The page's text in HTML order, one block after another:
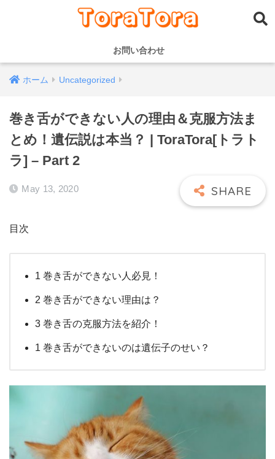
お問い合わせ
ホーム Uncategorized
巻き舌ができない人の理由＆克服方法ま
とめ！遺伝説は本当？ | ToraTora[トラト
ラ] – Part 2
May 13, 2020
目次
1 巻き舌ができない人必見！
2 巻き舌ができない理由は？
3 巻き舌の克服方法を紹介！
1 巻き舌ができないのは遺伝子のせい？